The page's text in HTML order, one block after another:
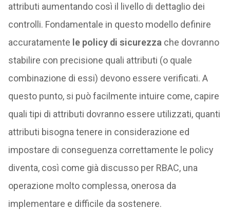
attributi aumentando così il livello di dettaglio dei
controlli. Fondamentale in questo modello definire
accuratamente le policy di sicurezza che dovranno
stabilire con precisione quali attributi (o quale
combinazione di essi) devono essere verificati. A
questo punto, si può facilmente intuire come, capire
quali tipi di attributi dovranno essere utilizzati, quanti
attributi bisogna tenere in considerazione ed
impostare di conseguenza correttamente le policy
diventa, così come già discusso per RBAC, una
operazione molto complessa, onerosa da
implementare e difficile da sostenere.